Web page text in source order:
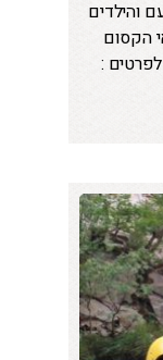
והילדים
הקסום
: